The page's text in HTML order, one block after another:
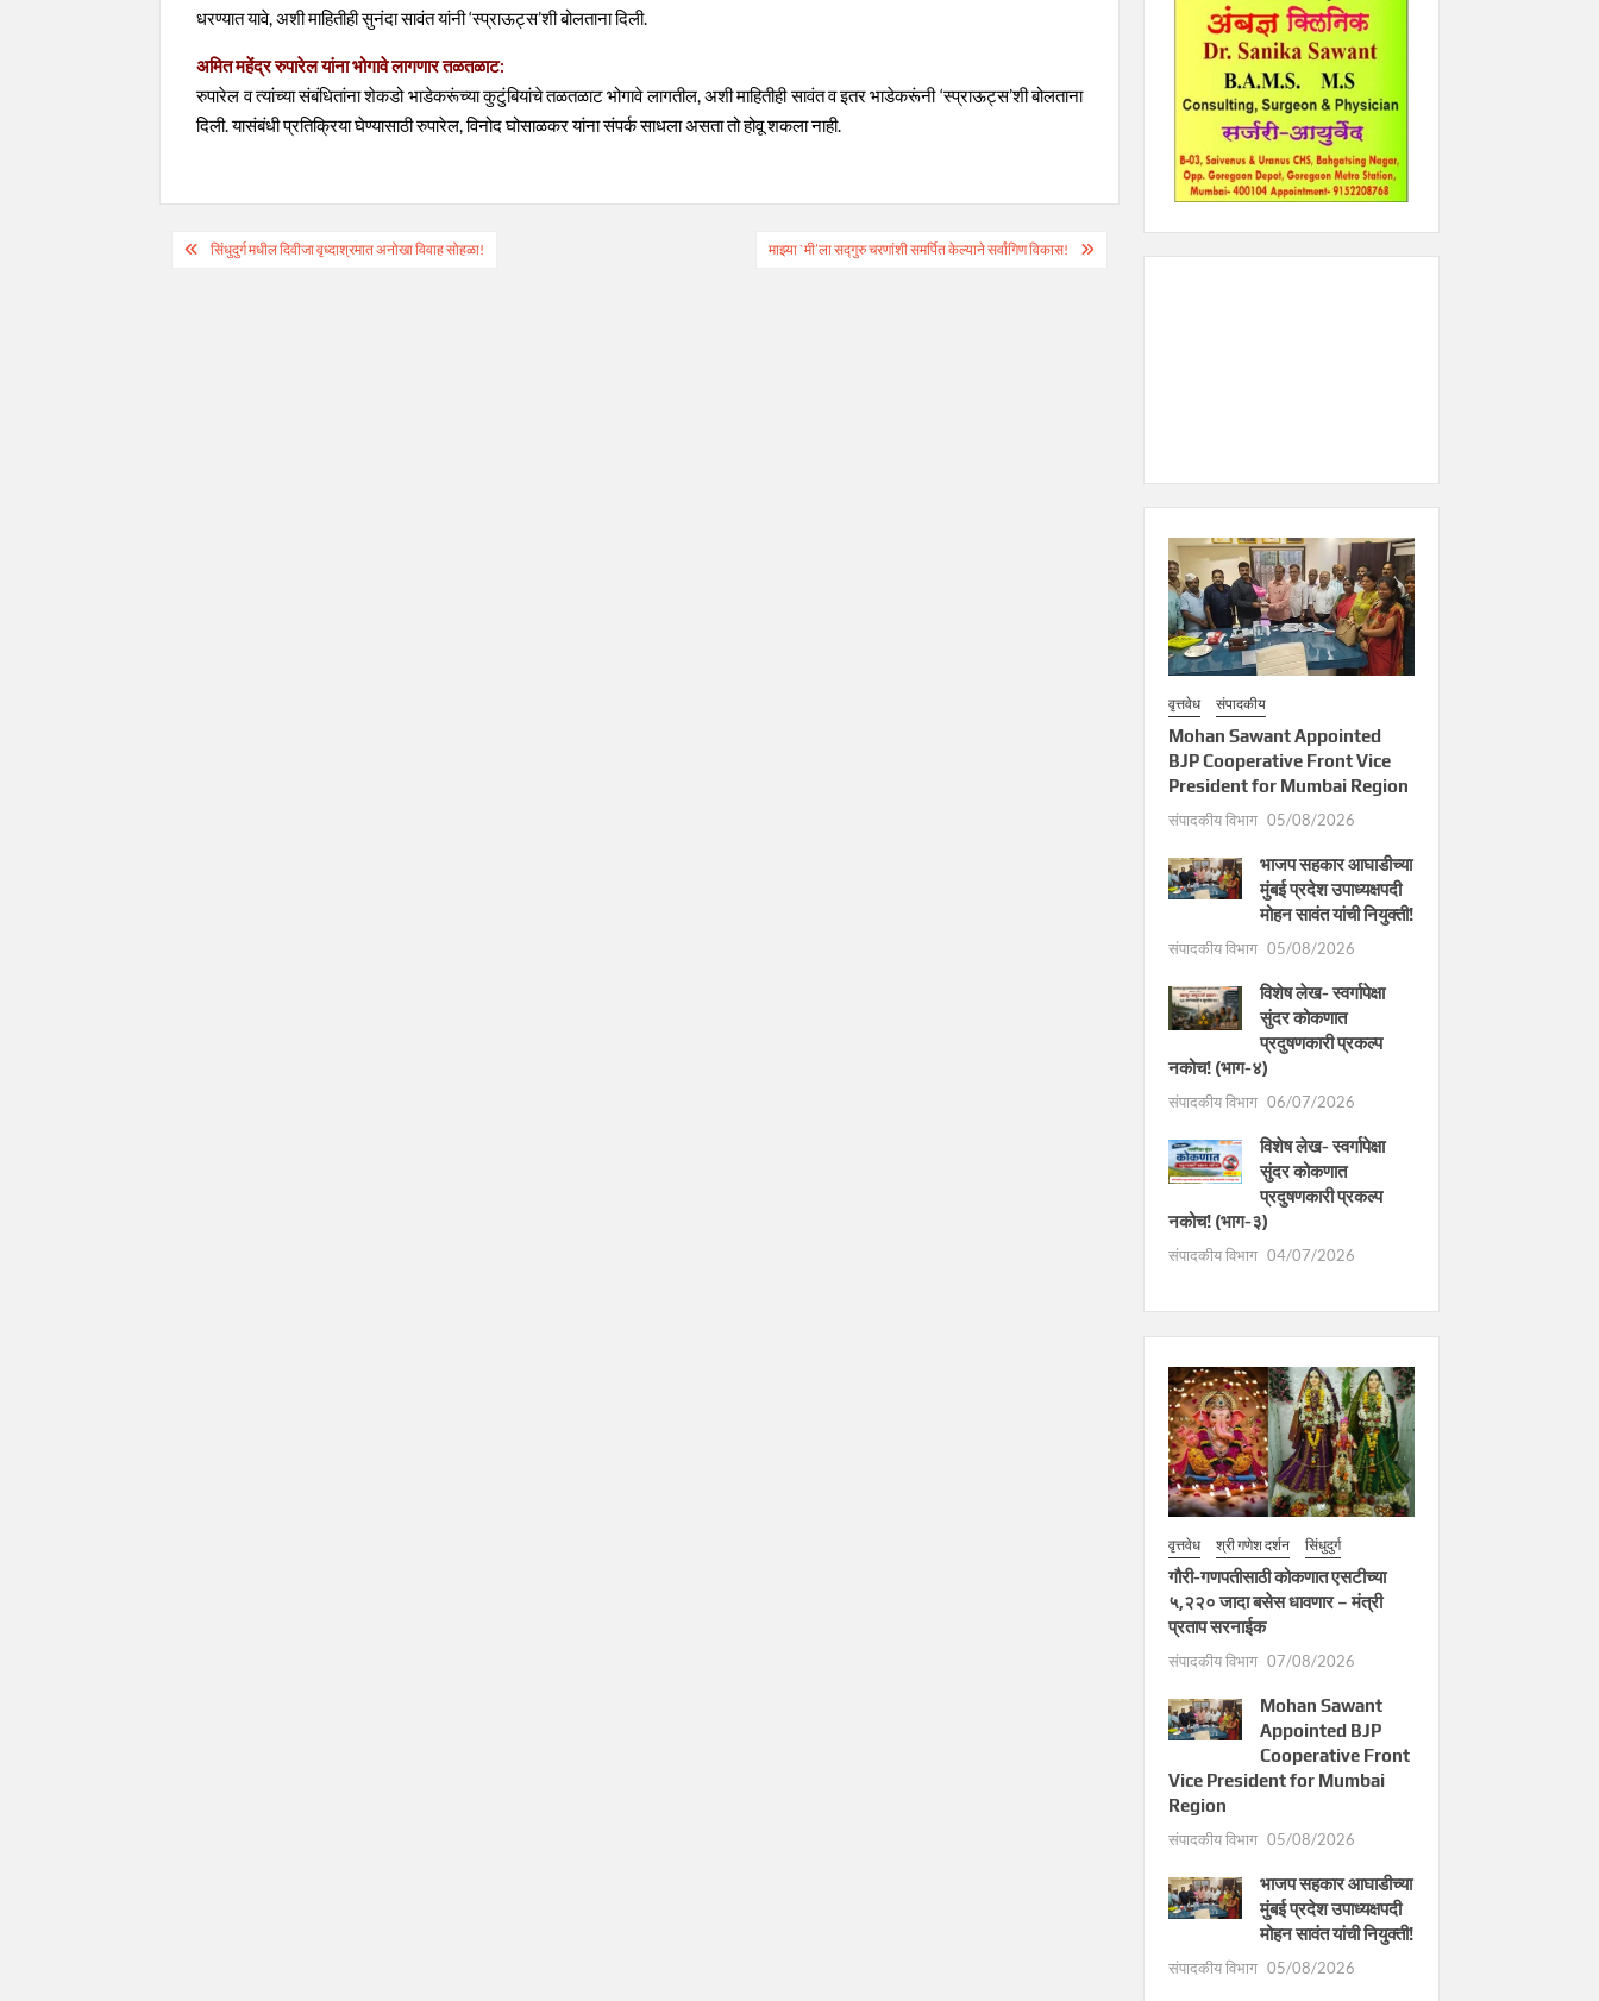
धरण्यात यावे, अशी माहितीही सुनंदा सावंत यांनी ‘स्प्राऊट्स’शी बोलताना दिली.
अमित महेंद्र रुपारेल यांना भोगावे लागणार तळतळाट:
रुपारेल व त्यांच्या संबंधितांना शेकडो भाडेकरूंच्या कुटुंबियांचे तळतळाट भोगावे लागतील, अशी माहितीही सावंत व इतर भाडेकरूंनी ‘स्प्राऊट्स’शी बोलताना
दिली. यासंबंधी प्रतिक्रिया घेण्यासाठी रुपारेल, विनोद घोसाळकर यांना संपर्क साधला असता तो होवू शकला नाही.
Postसिंधुदुर्ग मधील दिवीजा वृध्दाश्रमात अनोखा विवाह सोहळा! माझ्या `मी’ला सद्गुरु चरणांशी समर्पित केल्याने सर्वांगिण विकास!
वृत्तवेध संपादकीय
Mohan Sawant Appointed
BJP Cooperative Front Vice
President for Mumbai Region
संपादकीय विभाग 05/08/2026
भाजप सहकार आघाडीच्या
मुंबई प्रदेश उपाध्यक्षपदी
मोहन सावंत यांची नियुक्ती!
संपादकीय विभाग 05/08/2026
विशेष लेख- स्वर्गापेक्षा
सुंदर कोकणात
प्रदुषणकारी प्रकल्प
नकोच! (भाग-४)
संपादकीय विभाग 06/07/2026
विशेष लेख- स्वर्गापेक्षा
सुंदर कोकणात
प्रदुषणकारी प्रकल्प
नकोच! (भाग-३)
संपादकीय विभाग 04/07/2026
वृत्तवेध श्री गणेश दर्शन सिंधुदुर्ग
गौरी-गणपतीसाठी कोकणात एसटीच्या
५,२२० जादा बसेस धावणार – मंत्री
प्रताप सरनाईक
संपादकीय विभाग 07/08/2026
Mohan Sawant
Appointed BJP
Cooperative Front
Vice President for Mumbai
Region
संपादकीय विभाग 05/08/2026
भाजप सहकार आघाडीच्या
मुंबई प्रदेश उपाध्यक्षपदी
मोहन सावंत यांची नियुक्ती!
संपादकीय विभाग 05/08/2026